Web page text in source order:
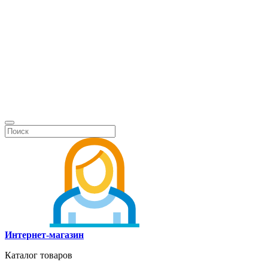
Интернет-магазин
Каталог товаров